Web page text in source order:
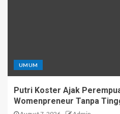
UMUM
Putri Koster Ajak
Womenpreneur Tanpa